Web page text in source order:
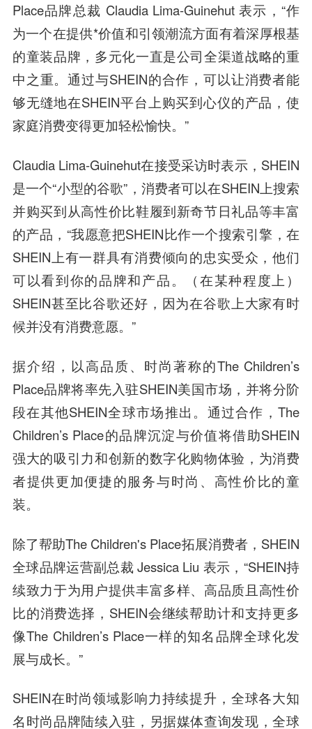
Place品牌总裁 Claudia Lima-Guinehut 表示，“作
为一个在提供*价值和引领潮流方面有着深厚根基
的童装品牌，多元化一直是公司全渠道战略的重
中之重。通过与SHEIN的合作，可以让消费者能
够无缝地在SHEIN平台上购买到心仪的产品，使
家庭消费变得更加轻松愉快。”
Claudia Lima-Guinehut在接受采访时表示，SHEIN
是一个“小型的谷歌”，消费者可以在SHEIN上搜索
并购买到从高性价比鞋履到新奇节日礼品等丰富
的产品，“我愿意把SHEIN比作一个搜索引擎，在
SHEIN上有一群具有消费倾向的忠实受众，他们
可以看到你的品牌和产品。（在某种程度上）
SHEIN甚至比谷歌还好，因为在谷歌上大家有时
候并没有消费意愿。”
据介绍，以高品质、时尚著称的The Children’s
Place品牌将率先入驻SHEIN美国市场，并将分阶
段在其他SHEIN全球市场推出。通过合作，The
Children’s Place的品牌沉淀与价值将借助SHEIN
强大的吸引力和创新的数字化购物体验，为消费
者提供更加便捷的服务与时尚、高性价比的童
装。
除了帮助The Children's Place拓展消费者，SHEIN
全球品牌运营副总裁 Jessica Liu 表示，“SHEIN持
续致力于为用户提供丰富多样、高品质且高性价
比的消费选择，SHEIN会继续帮助计和支持更多
像The Children’s Place一样的知名品牌全球化发
展与成长。”
SHEIN在时尚领域影响力持续提升，全球各大知
名时尚品牌陆续入驻，另据媒体查询发现，全球